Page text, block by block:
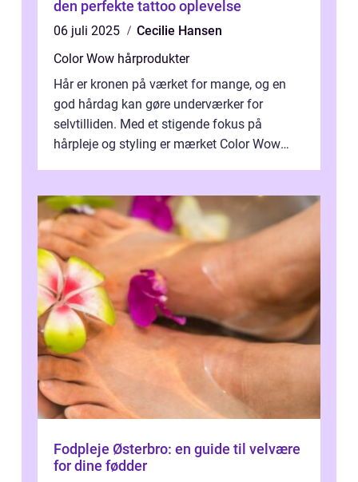
den perfekte tattoo oplevelse
06 juli 2025
Cecilie Hansen
Color Wow hårprodukter
Hår er kronen på værket for mange, og en
god hårdag kan gøre underværker for
selvtilliden. Med et stigende fokus på
hårpleje og styling er mærket Color Wow
Fodpleje Østerbro: en guide til velvære
for dine fødder